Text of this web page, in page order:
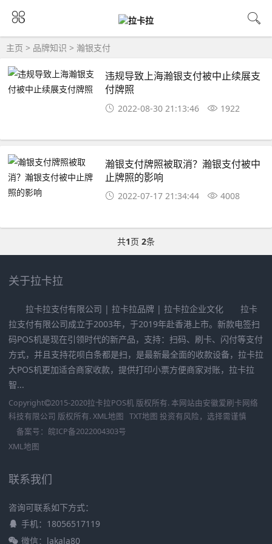
主页 > 品牌知识 > 瀚银支付
违规导致上海瀚银支付被中止续展支
付牌照
2022-08-30 21:13:46 1922
瀚银支付牌照被取消？瀚银支付被中
止牌照的影响
2022-07-17 21:34:44 4008
共1页 2条
关于拉卡拉
拉卡拉支付有限公司 | 拉卡拉品牌 | 拉卡拉企业文化 拉卡
拉支付有限公司成立于2003年，于2019年赴香港上市。新款电签扫
码POS机是现在引领时代的新产品，支持：扫码、刷卡、闪付等支付
方式，并且支持花呗白条都是扫，是最新最全面的收款设备，拉卡拉
大POS机更加适合商家收款，提供打印小票方便商家对账，拉卡拉
智...
Copyright 2015-2020拉卡拉POS机 版权所有. 本网站由安徽爱刷卡网络
科技有限公司 版权所有. XML地图 TXT地图 投资有风险，选择需谨慎
备案号： 皖ICP备2022004303号
XML地图
联系我们
咨询可联系如下方式：
手机：18056517119
微信：lakala80